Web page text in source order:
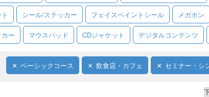
シール/ステッカー フェイスペイントシール メガホン
ー マウスパッド CDジャケット デジタルコンテンツ
ベーシックコース 飲食店・カフェ セミナー・シ